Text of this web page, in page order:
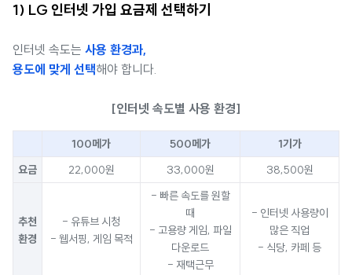
1) LG 인터넷 가입 요금제 선택하기
인터넷 속도는 사용 환경과,
용도에 맞게 선택해야 합니다.
[인터넷 속도별 사용 환경]
100메가 500메가
1기가
요금
22,000원 33,000원 38,500원
추천
환경
- 유튜브 시청
- 웹서핑, 게임 목적
- 빠른 속도를 원할
때
- 고용량 게임, 파일
다운로드
- 재택근무
- 인터넷 사용량이
많은 직업
- 식당, 카페 등